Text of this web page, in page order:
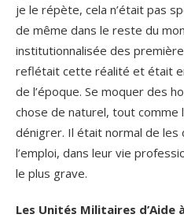
je le répète, cela n’était pas
de même dans le reste du
institutionnalisée des
reflétait cette réalité et était
de l’époque. Se moquer des
chose de naturel, tout comme
dénigrer. Il était normal de les
l’emploi, dans leur vie
le plus grave.
Les Unités Militaires d’Aide